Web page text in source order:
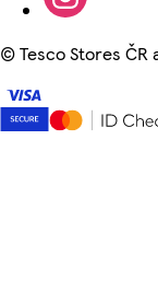
©Tesco Stores ČR